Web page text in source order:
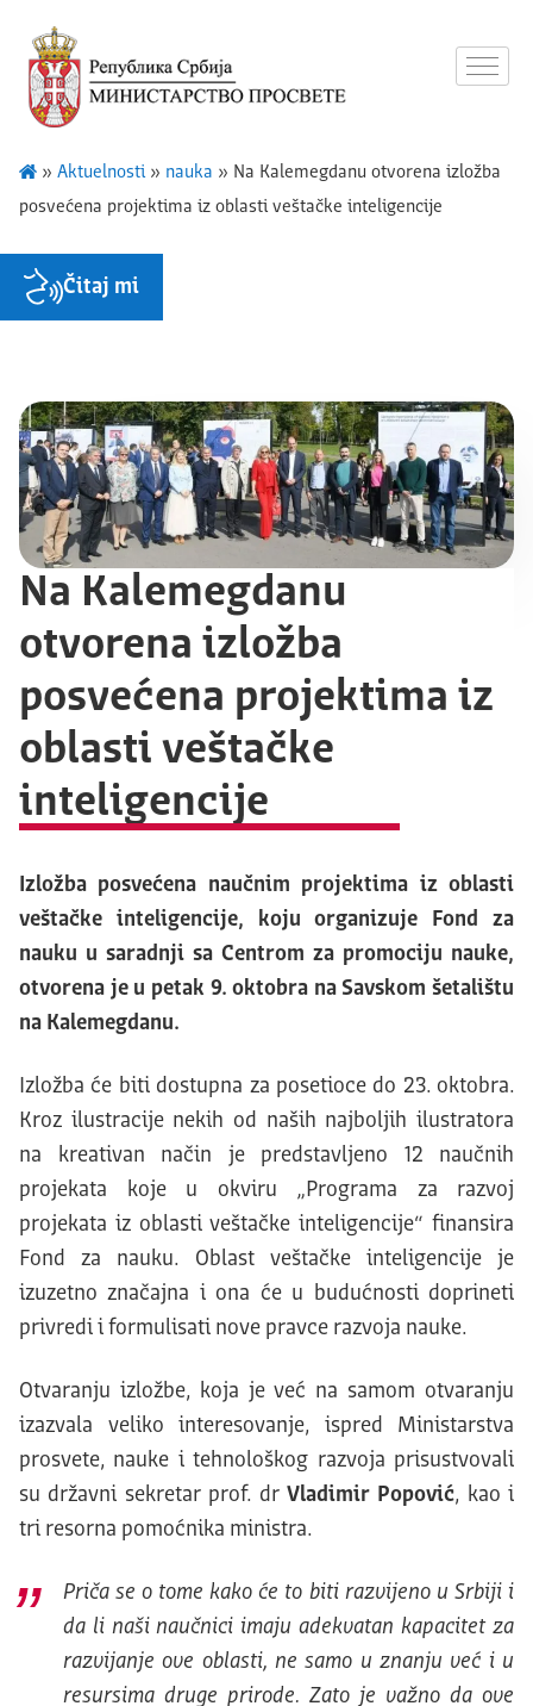
» Aktuelnosti» nauka » Na Kalemegdanu otvorena izložba
posvećena projektima iz oblasti veštačke inteligencije
Čitaj mi
Na Kalemegdanu
otvorena izložba
posvećena projektima iz
oblasti veštačke
inteligencije
Izložba posvećena naučnim projektima iz oblasti
veštačke inteligencije, koju organizuje Fond za
nauku u saradnji sa Centrom za promociju nauke,
otvorena je u petak 9. oktobra na Savskom šetalištu
na Kalemegdanu.
Izložba će biti dostupna za posetioce do 23. oktobra.
Kroz ilustracije nekih od naših najboljih ilustratora
na kreativan način je predstavljeno 12 naučnih
projekata koje u okviru „Programa za razvoj
projekata iz oblasti veštačke inteligencije“ finansira
Fond za nauku. Oblast veštačke inteligencije je
izuzetno značajna i ona će u budućnosti doprineti
privredi i formulisati nove pravce razvoja nauke.
Otvaranju izložbe, koja je već na samom otvaranju
izazvala veliko interesovanje, ispred Ministarstva
prosvete, nauke i tehnološkog razvoja prisustvovali
su državni sekretar prof. dr Vladimir Popović, kao i
tri resorna pomoćnika ministra.
Priča se o tome kako će to biti razvijeno u Srbiji i
da li naši naučnici imaju adekvatan kapacitet za
razvijanje ove oblasti, ne samo u znanju već i u
resursima druge prirode. Zato je važno da ove